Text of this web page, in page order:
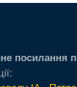
посилання